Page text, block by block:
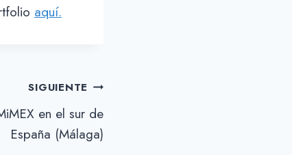
aquí.
SIGUIENTE
en el sur de
España (Málaga)